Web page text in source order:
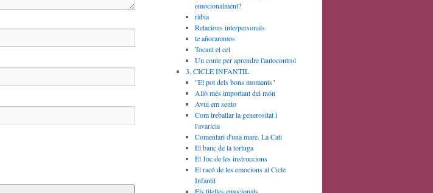
emocionalment?
ràbia
Relacions interpersonals
te añoraremos
Tocant el cel
Un conte per aprendre l'autocontrol
3. CICLE INFANTIL
"El pot dels bons moments"
Allò més important del món
Avui em sento
Com treballar la generositat i
l'avarícia
Comentari d'una mare. La Cati
El banc de la tortuga
El Joc de les instruccions
El racó de les emocions al Cicle
Infantil